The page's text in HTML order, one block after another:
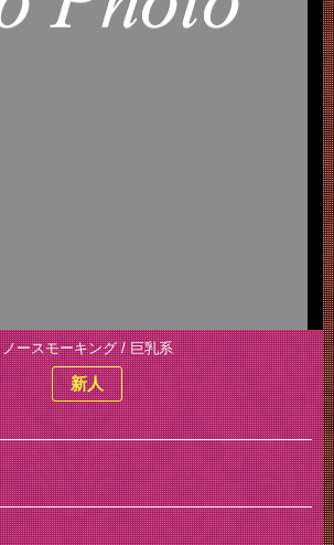
ノースモーキング / 巨乳系
新人